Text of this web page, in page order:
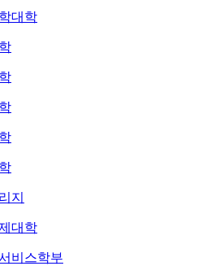
대학
지
대학
비스학부